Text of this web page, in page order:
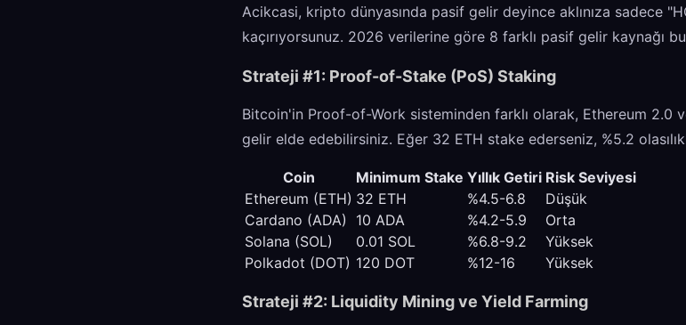
Acikcasi, kripto dünyasında pasif gelir deyince aklınıza sadece
kaçırıyorsunuz. 2026 verilerine göre 8 farklı pasif gelir kaynağı
Strateji #1: Proof-of-Stake (PoS) Staking
Bitcoin'in Proof-of-Work sisteminden farklı olarak, Ethereum 2.0
gelir elde edebilirsiniz. Eğer 32 ETH stake ederseniz, %5.2
Coin Minimum Stake Yıllık Getiri Risk Seviyesi
Ethereum (ETH) 32 ETH %4.5-6.8
Düşük
Cardano (ADA)
10 ADA %4.2-5.9
Orta
Solana (SOL)
0.01 SOL %6.8-9.2
Yüksek
Polkadot (DOT) 120 DOT %12-16 Yüksek
Strateji #2: Liquidity Mining ve Yield Farming